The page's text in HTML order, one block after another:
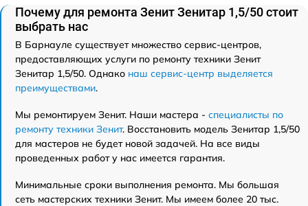
Почему для ремонта Зенит Зенитар 1,5/50 стоит
выбрать нас
В Барнауле существует множество сервис-центров,
предоставляющих услуги по ремонту техники Зенит
Зенитар 1,5/50. Однако наш сервис-центр выделяется
преимуществами.
Мы ремонтируем Зенит. Наши мастера - специалисты по
ремонту техники Зенит. Восстановить модель Зенитар 1,5/50
для мастеров не будет новой задачей. На все виды
проведенных работ у нас имеется гарантия.
Минимальные сроки выполнения ремонта. Мы большая
сеть мастерских техники Зенит. Мы имеем более 20 тыс.